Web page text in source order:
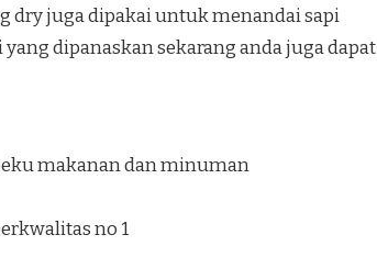
dry juga dipakai untuk menandai sapi
dipanaskan sekarang anda juga dapat
makanan dan minuman
no 1